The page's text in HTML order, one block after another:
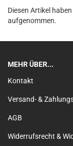
Diesen Artikel
aufgenommen.
MEHR ÜBER...
Kontakt
Versand- &
AGB
Widerrufsrecht &